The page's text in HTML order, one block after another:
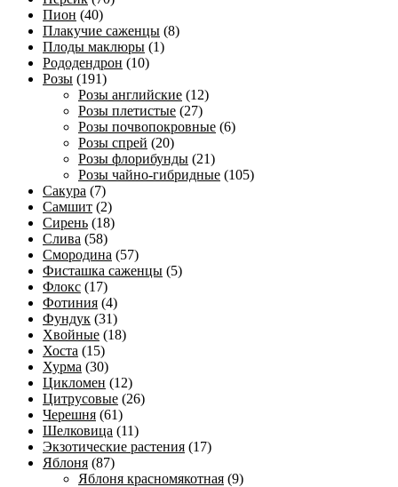
Пион (40)
Плакучие саженцы (8)
Плоды маклюры (1)
Рододендрон (10)
Розы (191)
Розы английские (12)
Розы плетистые (27)
Розы почвопокровные (6)
Розы спрей (20)
Розы флорибунды (21)
Розы чайно-гибридные (105)
Сакура (7)
Самшит (2)
Сирень (18)
Слива (58)
Смородина (57)
Фисташка саженцы (5)
Флокс (17)
Фотиния (4)
Фундук (31)
Хвойные (18)
Хоста (15)
Хурма (30)
Цикломен (12)
Цитрусовые (26)
Черешня (61)
Шелковица (11)
Экзотические растения (17)
Яблоня (87)
Яблоня красномякотная (9)